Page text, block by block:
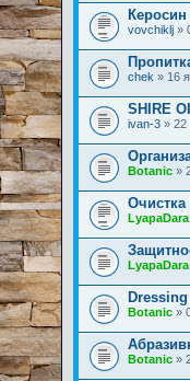
vovchiklj »
chek » 16
SHIRE
ivan-3 » 22
Botanic »
Очистка
LyapaDara
LyapaDara
Botanic »
Botanic »